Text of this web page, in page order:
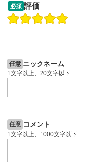
操作説明動画
必須 評価
任意 ニックネーム
1文字以上、20文字以下
任意 コメント
1文字以上、1000文字以下